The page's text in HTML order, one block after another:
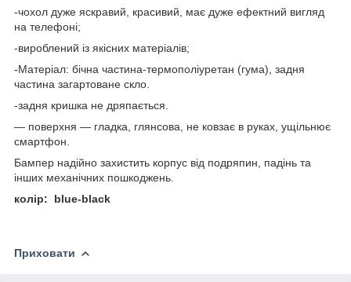
-чохол дуже яскравий, красивий, має дуже ефектний вигляд
на телефоні;
-вироблений із якісних матеріалів;
-Матеріал: бічна частина-термополіуретан (гума), задня
частина загартоване скло.
-задня кришка не дряпається.
— поверхня — гладка, глянсова, не ковзає в руках, ущільнює
смартфон.
Бампер надійно захистить корпус від подряпин, падінь та
інших механічних пошкоджень.
колір: blue-black
Приховати